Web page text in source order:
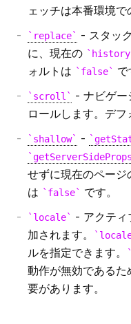
カスタムビルドデ
ビルド ID の設定
onDemandEntries
Ignoring ESLint
TypeScriptのエラ
exportPathMap
末尾のスラッシュ
React Strict モード
URL Imports
ェッチは本番環境で
replace
- スタッ
に、現在の
history
ォルトは
false で
scroll
- ナビゲー
ロールします。デフ
shallow -
getServerSideProps
せずに現在のページ
は
false です。
locale
- アクティ
加されます。
ルを指定できます。
動作が無効であるた
要があります。